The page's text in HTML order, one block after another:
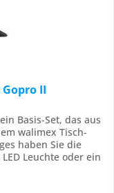
II
Basis-Set, das aus
walimex Tisch-
haben Sie die
Leuchte oder ein
Halten und dient